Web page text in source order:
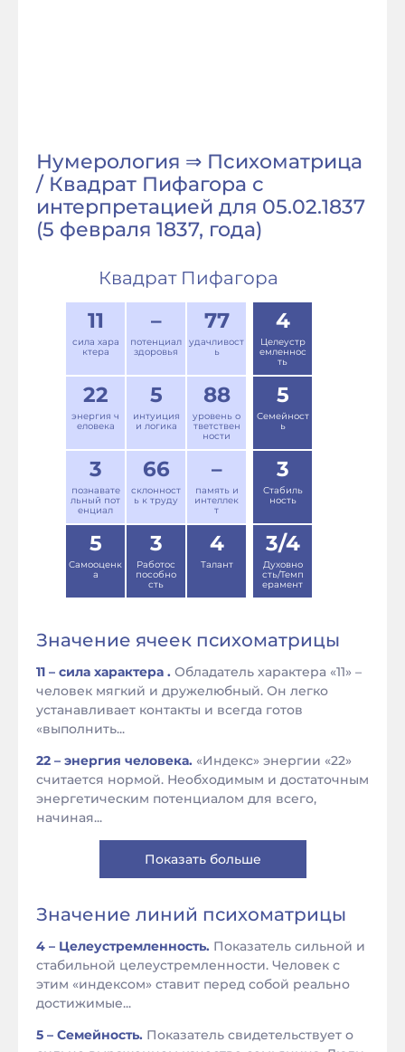
Нумерология ⇒ Психоматрица
/ Квадрат Пифагора с
интерпретацией для 05.02.1837
(5 февраля 1837, года)
Квадрат Пифагора
11
сила хара
ктера
–
потенциал
здоровья
77
удачливост
ь
22
энергия ч
еловека
5
интуиция
и логика
88
уровень о
тветствен
ности
3
познавате
льный пот
енциал
66
склонност
ь к труду
–
память и
интеллек
т
4
Целеустр
емленнос
ть
5
Семейност
ь
3
Стабиль
ность
5
Самооценк
а
3
Работос
пособно
сть
4
Талант
3/4
Духовно
сть/Темп
ерамент
Значение ячеек психоматрицы
11 – сила характера . Обладатель характера «11» –
человек мягкий и дружелюбный. Он легко
устанавливает контакты и всегда готов
«выполнить...
22 – энергия человека. «Индекс» энергии «22»
считается нормой. Необходимым и достаточным
энергетическим потенциалом для всего,
начиная...
Показать больше
Значение линий психоматрицы
4 – Целеустремленность. Показатель сильной и
стабильной целеустремленности. Человек с
этим «индексом» ставит перед собой реально
достижимые...
5 – Семейность. Показатель свидетельствует о